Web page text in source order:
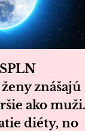
znášajú
ako muži.
diéty, no